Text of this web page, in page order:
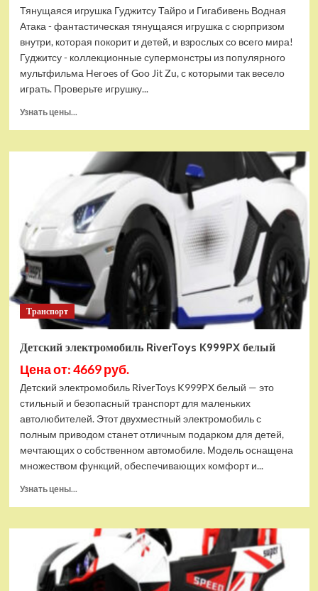
Тянущаяся игрушка Гуджитсу Тайро и Гигабивень Водная
Атака - фантастическая тянущаяся игрушка с сюрпризом
внутри, которая покорит и детей, и взрослых со всего мира!
Гуджитсу - коллекционные супермонстры из популярного
мультфильма Heroes of Goo Jit Zu, с которыми так весело
играть. Проверьте игрушку...
Узнать цены...
Тянущаяся
игрушка
Гуджитсу
и
Гигабивень
Водная
Атака
Транспорт
Детский электромобиль RiverToys K999PX белый
Цена от: 4669 руб.
Детский электромобиль RiverToys K999PX белый — это
стильный и безопасный транспорт для маленьких
автолюбителей. Этот двухместный электромобиль с
полным приводом станет отличным подарком для детей,
мечтающих о собственном автомобиле. Модель оснащена
множеством функций, обеспечивающих комфорт и...
Узнать цены...
Детский
электромобиль
RiverToys
K999PX
белый